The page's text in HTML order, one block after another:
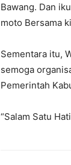
Bawang. Dan
moto Bersama
Sementara itu,
semoga
Pemerintah
“Salam Satu